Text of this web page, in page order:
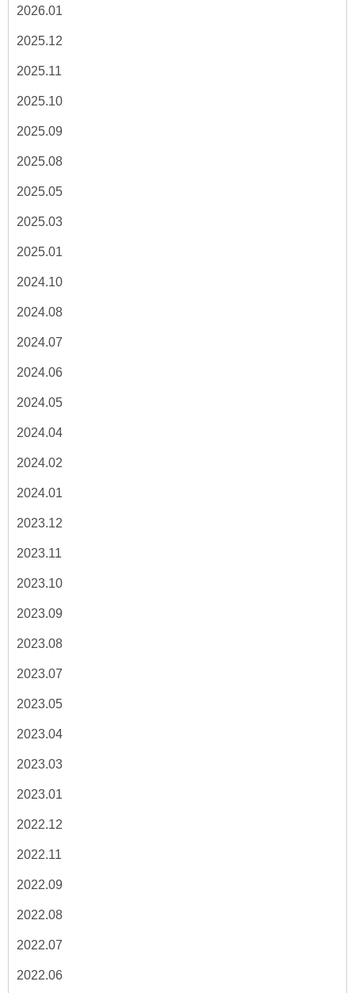
2026.01
2025.12
2025.11
2025.10
2025.09
2025.08
2025.05
2025.03
2025.01
2024.10
2024.08
2024.07
2024.06
2024.05
2024.04
2024.02
2024.01
2023.12
2023.11
2023.10
2023.09
2023.08
2023.07
2023.05
2023.04
2023.03
2023.01
2022.12
2022.11
2022.09
2022.08
2022.07
2022.06